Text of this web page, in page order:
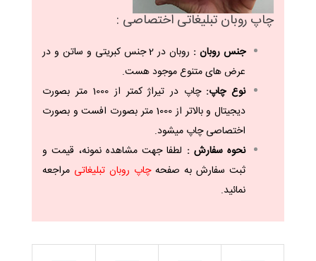
چاپ روبان تبلیغاتی اختصاصی :
جنس روبان :
روبان در 2 جنس کبریتی و ساتن و در
عرض های متنوع موجود هست.
نوع چاپ:
چاپ در تیراژ کمتر از 1000 متر بصورت
دیجیتال و بالاتر از 1000 متر بصورت افست و بصورت
اختصاصی چاپ میشود.
نحوه سفارش : لطفا جهت مشاهده نمونه، قیمت و
ثبت سفارش به صفحهچاپ روبان تبلیغاتی مراجعه
نمائید.